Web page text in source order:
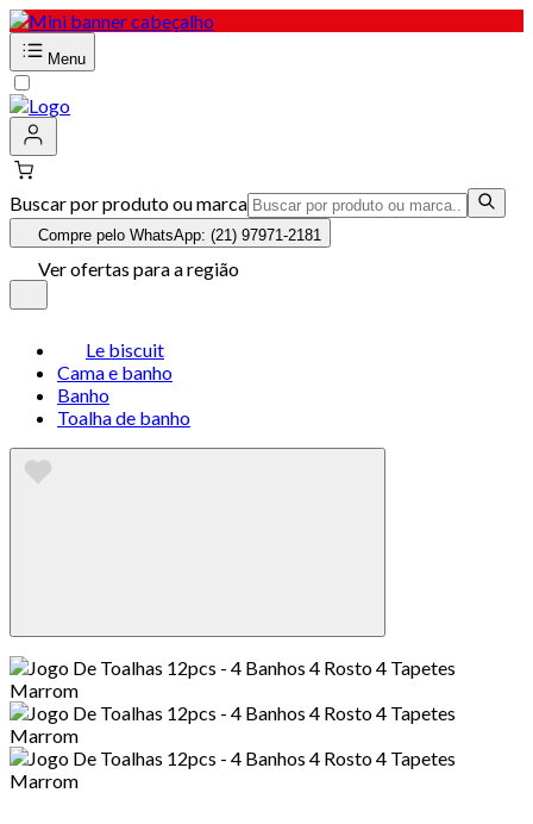
Menu
Buscar por produto ou marca
Compre pelo WhatsApp: (21) 97971-2181
Ver ofertas para a região
Le biscuit
Cama e banho
Banho
Toalha de banho